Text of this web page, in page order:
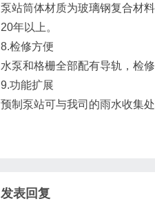
泵站筒体材质为玻璃钢复合材
20年以上。
8.检修方便
水泵和格栅全部配有导轨，检
9.功能扩展
预制泵站可与我司的雨水收集
发表回复